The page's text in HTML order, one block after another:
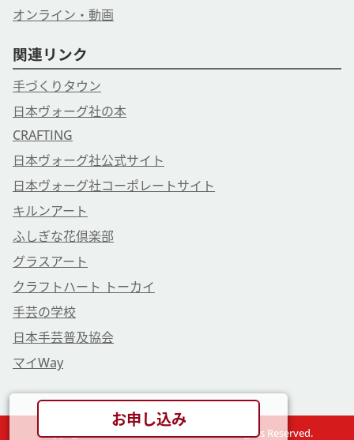
お申し込み
オンライン・動画
関連リンク
手づくりタウン
日本ヴォーグ社の本
CRAFTING
日本ヴォーグ社公式サイト
日本ヴォーグ社コーポレートサイト
キルンアート
ふしぎな花倶楽部
グラスアート
クラフトハート トーカイ
手芸の学校
日本手芸普及協会
マイWay
Copyright © VOGUE GAKUEN Co., Ltd. All Rights Reserved.